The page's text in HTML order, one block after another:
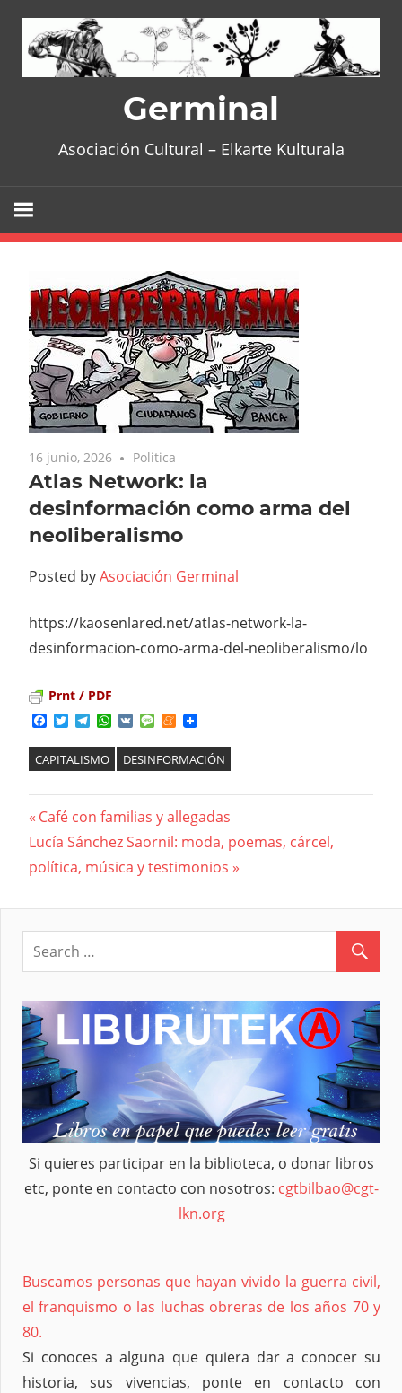
content
Germinal
Asociación Cultural – Elkarte Kulturala
16 junio, 2026 Politica
Atlas Network: la
desinformación como arma del
neoliberalismo
Posted byAsociación Germinal
https://kaosenlared.net/atlas-network-la-
desinformacion-como-arma-del-neoliberalismo/lo
Prnt / PDF
Facebook
TwitterTelegram
WhatsApp
VK MessageMeneame
CAPITALISMO DESINFORMACIÓN
Navegación
de
entradas
Previous
Post:
Café con familias y allegadas
Next
Post:
Lucía Sánchez Saornil: moda, poemas, cárcel,
política, música y testimonios
Si quieres participar en la biblioteca, o donar libros
etc, ponte en contacto con nosotros: cgtbilbao@cgt-
lkn.org
Buscamos personas que hayan vivido la guerra civil,
el franquismo o las luchas obreras de los años 70 y
80.
Si conoces a alguna que quiera dar a conocer su
historia, sus vivencias, ponte en contacto con